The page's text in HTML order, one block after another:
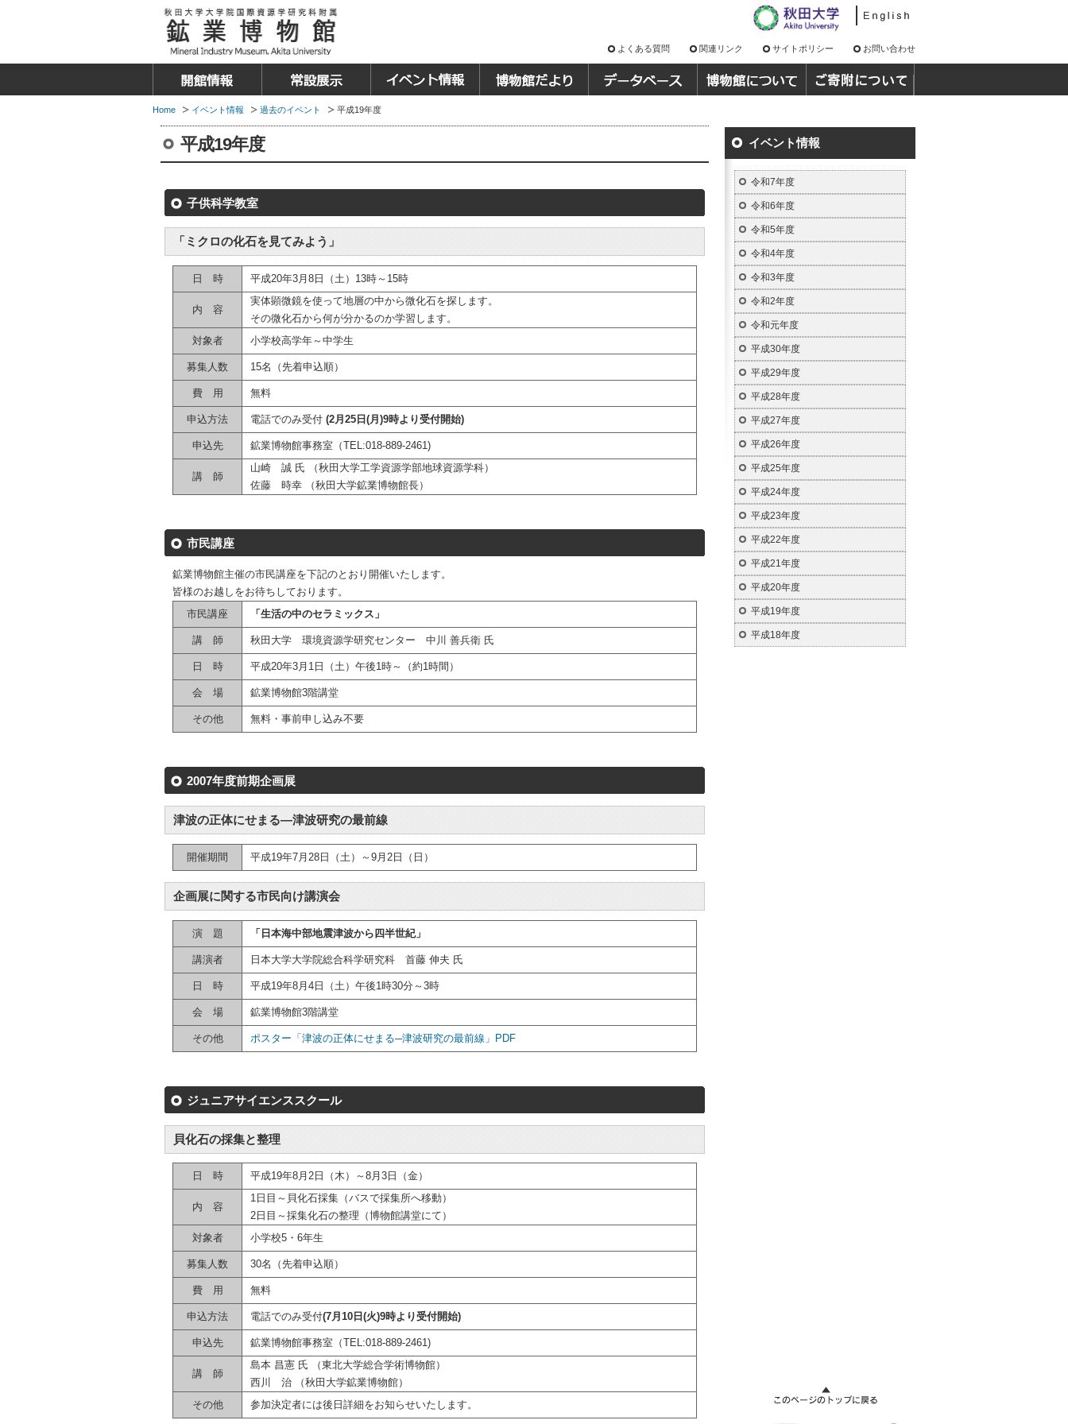
よくある質問 関連リンク サイトポリシー お問い合わせ
Home イベント情報 過去のイベント 平成19年度
平成19年度
子供科学教室
「ミクロの化石を見てみよう」
日 時 平成20年3月8日（土）13時～15時
内 容
実体顕微鏡を使って地層の中から微化石を探します。
その微化石から何が分かるのか学習します。
対象者
小学校高学年～中学生
募集人数 15名（先着申込順）
費 用 無料
申込方法 電話でのみ受付 (2月25日(月)9時より受付開始)
申込先 鉱業博物館事務室（TEL:018-889-2461)
講 師
山崎 誠 氏 （秋田大学工学資源学部地球資源学科）
佐藤 時幸 （秋田大学鉱業博物館長）
市民講座
鉱業博物館主催の市民講座を下記のとおり開催いたします。
皆様のお越しをお待ちしております。
市民講座
「生活の中のセラミックス」
講 師 秋田大学 環境資源学研究センター 中川 善兵衛 氏
日 時 平成20年3月1日（土）午後1時～（約1時間）
会 場 鉱業博物館3階講堂
その他 無料・事前申し込み不要
2007年度前期企画展
津波の正体にせまる―津波研究の最前線
開催期間 平成19年7月28日（土）～9月2日（日）
企画展に関する市民向け講演会
演 題 「日本海中部地震津波から四半世紀」
講演者 日本大学大学院総合科学研究科 首藤 伸夫 氏
日 時 平成19年8月4日（土）午後1時30分～3時
会 場 鉱業博物館3階講堂
その他 ポスター「津波の正体にせまる─津波研究の最前線」PDF
ジュニアサイエンススクール
貝化石の採集と整理
日 時 平成19年8月2日（木）～8月3日（金）
内 容
1日目～貝化石採集（バスで採集所へ移動）
2日目～採集化石の整理（博物館講堂にて）
対象者
小学校5・6年生
募集人数 30名（先着申込順）
費 用 無料
申込方法 電話でのみ受付(7月10日(火)9時より受付開始)
申込先 鉱業博物館事務室（TEL:018-889-2461)
講 師
島本 昌憲 氏 （東北大学総合学術博物館）
西川 治 （秋田大学鉱業博物館）
その他
参加決定者には後日詳細をお知らせいたします。
イベント情報
令和7年度
令和6年度
令和5年度
令和4年度
令和3年度
令和2年度
令和元年度
平成30年度
平成29年度
平成28年度
平成27年度
平成26年度
平成25年度
平成24年度
平成23年度
平成22年度
平成21年度
平成20年度
平成19年度
平成18年度